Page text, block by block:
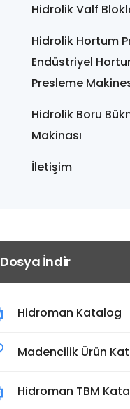
Hidrolik Valf
Hidrolik Hortum
Endüstriyel
Presleme
Hidrolik Boru
Makinası
İletişim
Dosya İndir
Hidroman Katalog
Madencilik Ürün
Hidroman TBM